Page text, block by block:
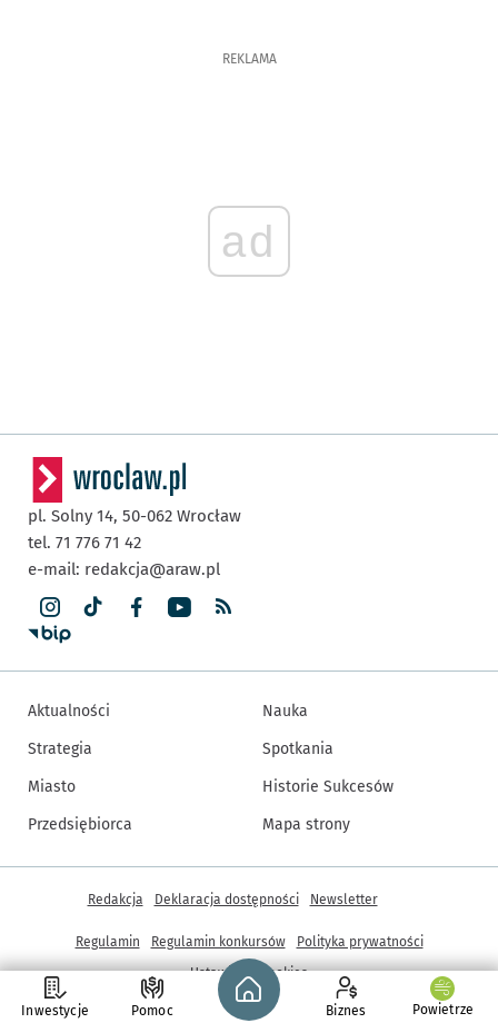
REKLAMA
ad
Inwestycje Pomoc
Strona główna - wroclaw.pl
Biznes Powietrze
pl. Solny 14, 50-062 Wrocław
tel. 71 776 71 42
e-mail: redakcja@araw.pl
Aktualności
Strategia
Miasto
Przedsiębiorca
Nauka
Spotkania
Historie Sukcesów
Mapa strony
© Copyright 2005-2026, ARAW S.A., Gmina Wrocław
Inne informacje
Redakcja Deklaracja dostępności Newsletter
Regulamin Regulamin konkursów
Polityka prywatności
Ustawienia cookies